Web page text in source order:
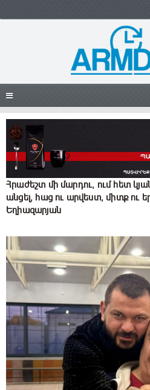
Հրաժեշտ մի մարդու, ում հետ
անցել, հաց ու արվեստ, միտք ու
Եղիազարյան